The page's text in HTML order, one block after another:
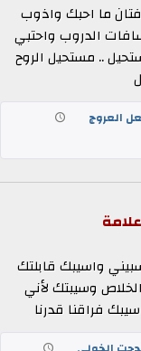
فتان ما احبك واذوب
الدروب واحتبي
.. مستحيل الروح
العروج
واسيبك قابلتك
وسيبتك لأني
فراقنا قدرنا